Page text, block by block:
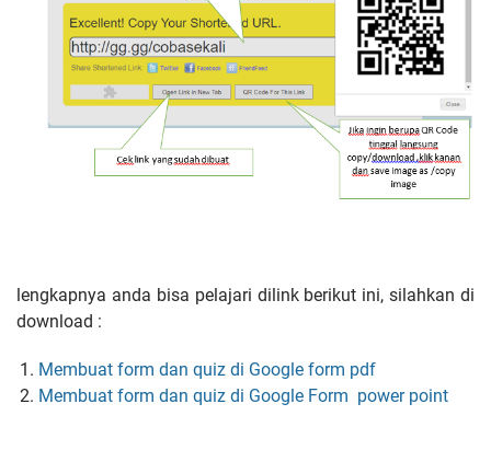
lengkapnya anda bisa pelajari dilink berikut ini, silahkan di
download :
Membuat form dan quiz di Google form pdf
Membuat form dan quiz di Google Form power point